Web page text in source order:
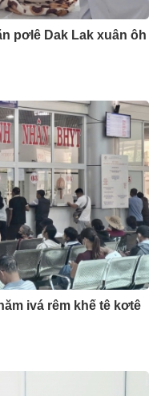
pơlê Dak Lak xuân ôh
ivá rêm khế tê kơtê